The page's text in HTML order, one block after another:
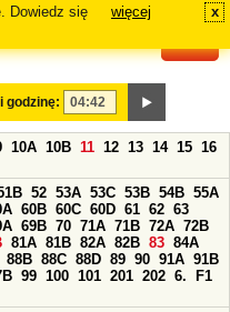
Dowiedz się
więcej x
i godzinę:
10A 10B 11 12 13 14 15 16
52 53A 53C 53B 54B 55A
60B 60C 60D 61 62 63
69B 70 71A 71B 72A 72B
81A 81B 82A 82B 83 84A
88B 88C 88D 89 90 91A 91B
99 100 101 201 202 6.
F1